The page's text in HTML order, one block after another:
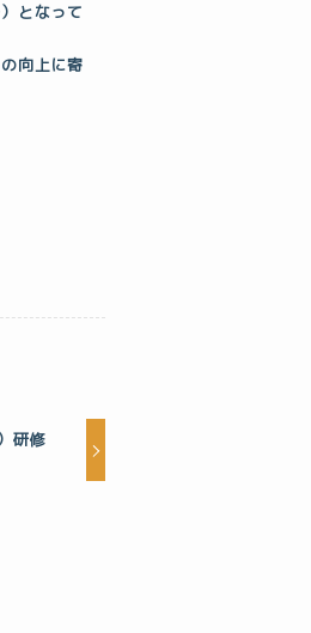
となって
向上に寄
研修